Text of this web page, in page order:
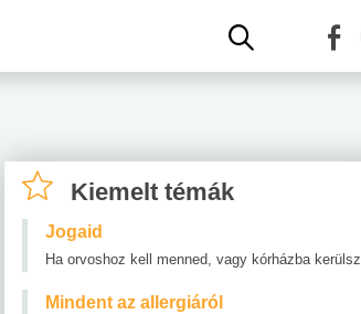
Kiemelt témák
Jogaid
Ha orvoshoz kell menned, vagy kórházba kerülsz
Mindent az allergiáról